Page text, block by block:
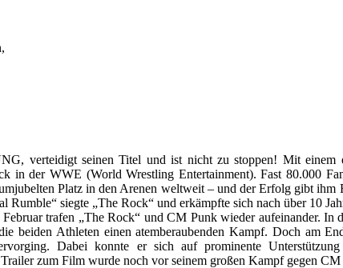
verteidigt seinen Titel und ist nicht zu stoppen! Mit einem
in der WWE (World Wrestling Entertainment). Fast 80.000
Platz in den Arenen weltweit – und der Erfolg gibt ihm
siegte „The Rock“ und erkämpfte sich nach über 10
trafen „The Rock“ und CM Punk wieder aufeinander. In
beiden Athleten einen atemberaubenden Kampf. Doch am
Dabei konnte er sich auf prominente
zum Film wurde noch vor seinem großen Kampf gegen